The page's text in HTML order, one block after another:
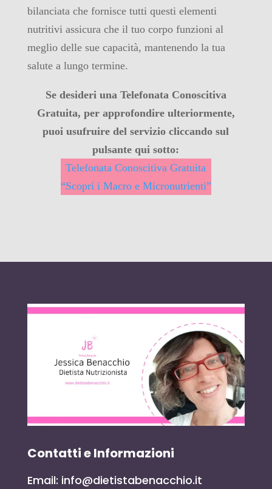
bilanciata che fornisce tutti questi elementi
nutritivi assicura che il tuo corpo funzioni al
meglio delle sue capacità, mantenendo la tua
salute a lungo termine.
Se desideri una Telefonata Conoscitiva
Gratuita, per approfondire ulteriormente,
puoi usufruire del servizio cliccando sul
pulsante qui sotto:
Telefonata Conoscitiva Gratuita
“Scopri i Macro e Micronutrienti”
Contatti e Informazioni
Email: info@dietistabenacchio.it